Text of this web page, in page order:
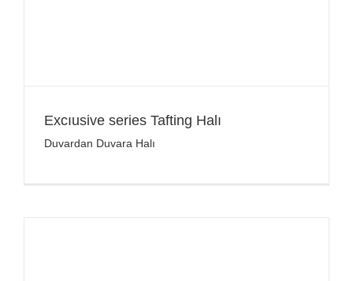
Excıusive series Tafting Halı
Duvardan Duvara Halı